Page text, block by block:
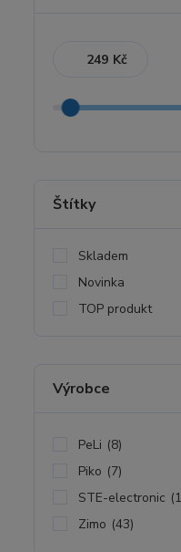
Kč
Štítky
Skladem
Novinka
TOP produkt
Výrobce
PeLi (8)
Piko (7)
STE-electronic
Zimo (43)